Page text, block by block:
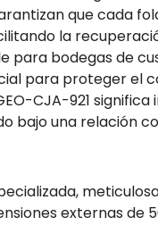
que cada
la
para bodegas de
para proteger el
CJA-921
bajo una relación
externas